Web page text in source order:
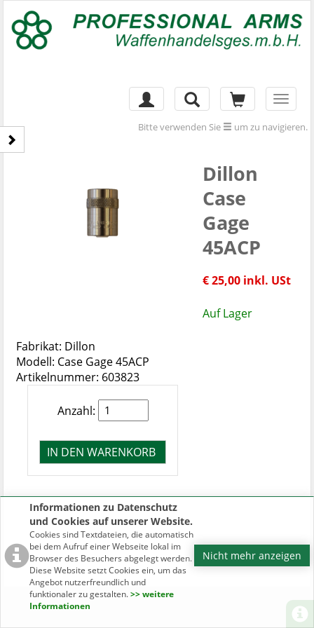
Informationen zu Datenschutz
und Cookies auf unserer Website.
Cookies sind Textdateien, die automatisch
bei dem Aufruf einer Webseite lokal im
Browser des Besuchers abgelegt werden.
Diese Website setzt Cookies ein, um das
Angebot nutzerfreundlich und
funktionaler zu gestalten.>> weitere
Informationen
Nicht mehr anzeigen
Bitte verwenden Sie um zu navigieren.
Dillon
Case
Gage
45ACP
€ 25,00 inkl. USt
Auf Lager
Fabrikat: Dillon
Modell: Case Gage 45ACP
Artikelnummer: 603823
Anzahl: